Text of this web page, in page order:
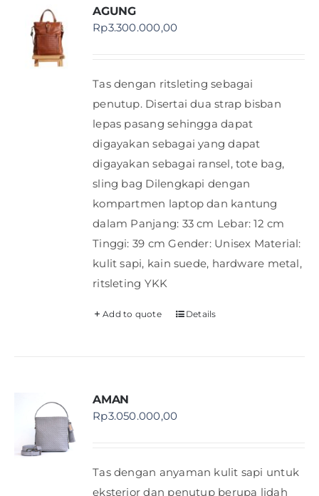
AGUNG
Rp3.300.000,00
Tas dengan ritsleting sebagai
penutup. Disertai dua strap bisban
lepas pasang sehingga dapat
digayakan sebagai yang dapat
digayakan sebagai ransel, tote bag,
sling bag Dilengkapi dengan
kompartmen laptop dan kantung
dalam Panjang: 33 cm Lebar: 12 cm
Tinggi: 39 cm Gender: Unisex Material:
kulit sapi, kain suede, hardware metal,
ritsleting YKK
Add to quote Details
AMAN
Rp3.050.000,00
Tas dengan anyaman kulit sapi untuk
eksterior dan penutup berupa lidah